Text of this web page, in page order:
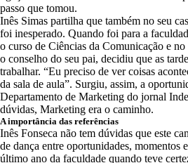
passo que tomou.
Inês Simas partilha que também no seu
foi inesperado. Quando foi para a
o curso de Ciências da Comunicação e
o conselho do seu pai, decidiu que as
trabalhar. “Eu preciso de ver coisas
da sala de aula”. Surgiu, assim, a
Departamento de Marketing do jornal
dúvidas, Marketing era o caminho.
A importância das referências
Inês Fonseca não tem dúvidas que este
de dança entre oportunidades, momentos
último ano da faculdade quando teve